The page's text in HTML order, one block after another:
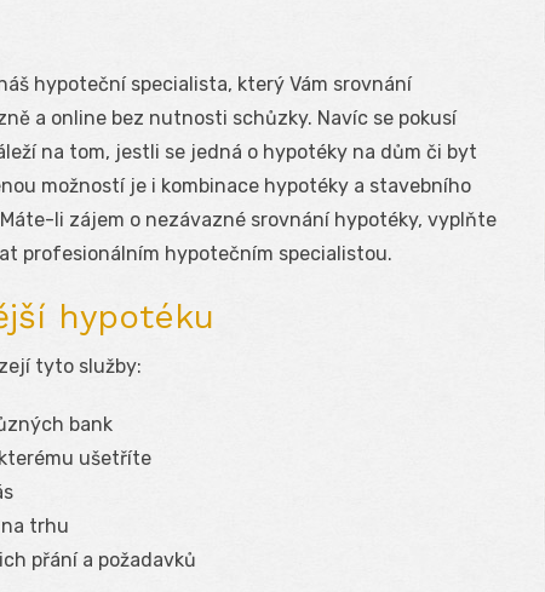
hypoteční specialista, který Vám srovnání
a online bez nutnosti schůzky. Navíc se pokusí
na tom, jestli se jedná o hypotéky na dům či byt
možností je i kombinace hypotéky a stavebního
li zájem o nezávazné srovnání hypotéky, vyplňte
profesionálním hypotečním specialistou.
hypotéku
tyto služby:
bank
ušetříte
trhu
přání a požadavků